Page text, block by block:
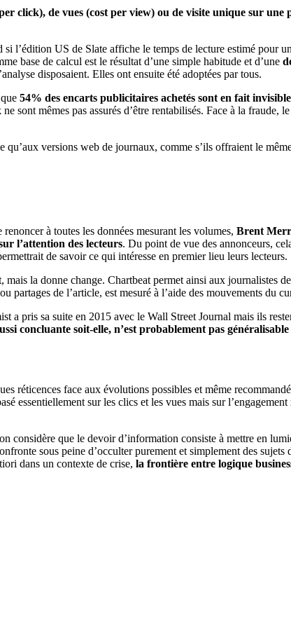
click), de vues (cost per view) ou de visite unique sur une
si l’édition US de Slate affiche le temps de lecture estimé pour
base de calcul est le résultat d’une simple habitude et d’une
disposaient. Elles ont ensuite été adoptées par tous.
54% des encarts publicitaires achetés sont en fait
mêmes pas assurés d’être rentabilisés. Face à la fraude,
versions web de journaux, comme s’ils offraient le
renoncer à toutes les données mesurant les volumes, Brent
l’attention des lecteurs. Du point de vue des annonceurs,
de savoir ce qui intéresse en premier lieu leurs lecteurs.
la donne change. Chartbeat permet ainsi aux journalistes
partages de l’article, est mesuré à l’aide des mouvements du
a pris sa suite en 2015 avec le Wall Street Journal mais ils
concluante soit-elle, n’est probablement pas
réticences face aux évolutions possibles et même
essentiellement sur les clics et les vues mais sur
considère que le devoir d’information consiste à mettre en
sous peine d’occulter purement et simplement des sujets
dans un contexte de crise, la frontière entre logique